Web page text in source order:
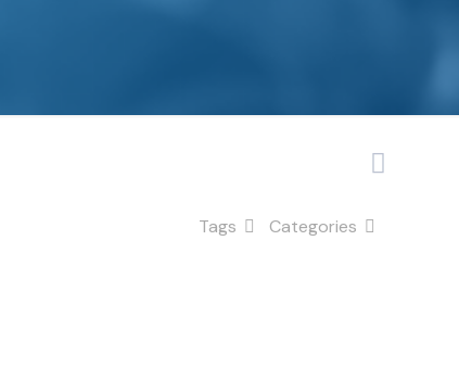
Categories
Tags